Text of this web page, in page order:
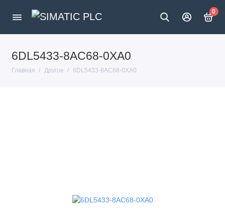
0
6DL5433-8AC68-0XA0
Главная Другое 6DL5433-8AC68-0XA0